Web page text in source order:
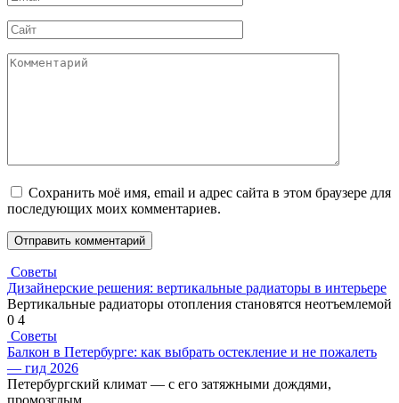
*
Сайт
Комментарий
Сохранить моё имя, email и адрес сайта в этом браузере для
последующих моих комментариев.
Советы
Дизайнерские решения: вертикальные радиаторы в интерьере
Вертикальные радиаторы отопления становятся неотъемлемой
0 4
Советы
Балкон в Петербурге: как выбрать остекление и не пожалеть
— гид 2026
Петербургский климат — с его затяжными дождями,
промозглым